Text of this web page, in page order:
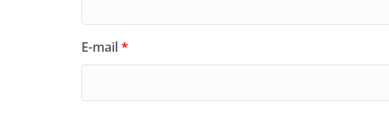
E-mail*